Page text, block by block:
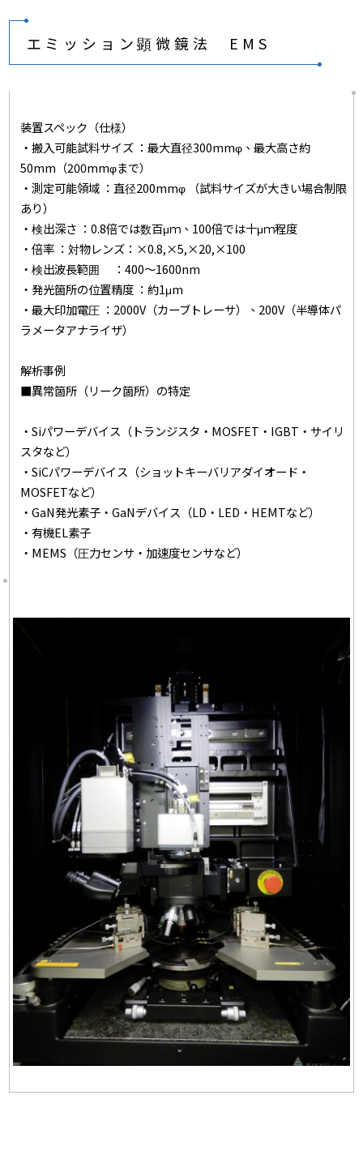
エミッション顕微鏡法 EMS
装置スペック（仕様）
・搬入可能試料サイズ ：最大直径300mmφ、最大高さ約
50mm（200mmφまで）
・測定可能領域 ：直径200mmφ （試料サイズが大きい場合制限
あり）
・検出深さ ：0.8倍では数百μｍ、100倍では十μｍ程度
・倍率 ：対物レンズ：×0.8,×5,×20,×100
・検出波長範囲 ：400～1600nm
・発光箇所の位置精度 ：約1μm
・最大印加電圧 ：2000V（カーブトレーサ）、200V（半導体パ
ラメータアナライザ）
解析事例
■異常箇所（リーク箇所）の特定
・Siパワーデバイス（トランジスタ・MOSFET・IGBT・サイリ
スタなど）
・SiCパワーデバイス（ショットキーバリアダイオード・
MOSFETなど）
・GaN発光素子・GaNデバイス（LD・LED・HEMTなど）
・有機EL素子
・MEMS（圧力センサ・加速度センサなど）